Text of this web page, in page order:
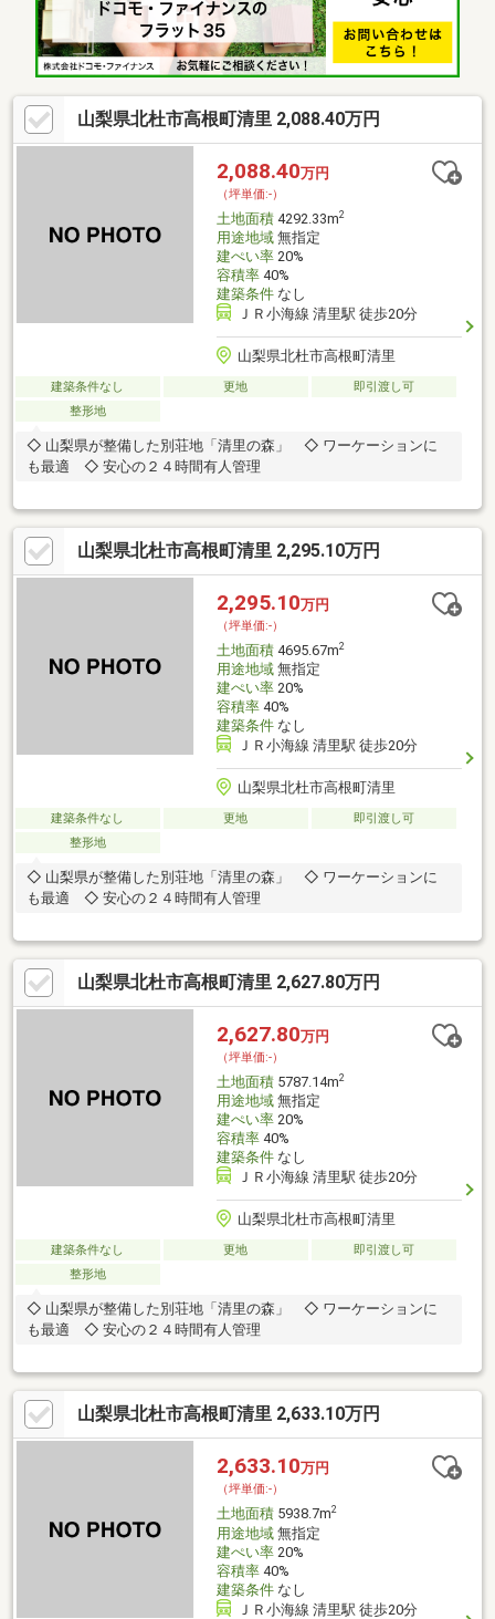
山梨県北杜市高根町清里 2,088.40万円
2,088.40万円
（坪単価:-）
土地面積4292.33m2
用途地域無指定
建ぺい率20%
容積率40%
建築条件なし
ＪＲ小海線 清里駅 徒歩20分
山梨県北杜市高根町清里
建築条件なし 更地
即引渡し可
整形地
◇ 山梨県が整備した別荘地「清里の森」 ◇ ワーケーションに
も最適 ◇ 安心の２４時間有人管理
山梨県北杜市高根町清里 2,295.10万円
2,295.10万円
（坪単価:-）
土地面積4695.67m2
用途地域無指定
建ぺい率20%
容積率40%
建築条件なし
ＪＲ小海線 清里駅 徒歩20分
山梨県北杜市高根町清里
建築条件なし 更地
即引渡し可
整形地
◇ 山梨県が整備した別荘地「清里の森」 ◇ ワーケーションに
も最適 ◇ 安心の２４時間有人管理
山梨県北杜市高根町清里 2,627.80万円
2,627.80万円
（坪単価:-）
土地面積5787.14m2
用途地域無指定
建ぺい率20%
容積率40%
建築条件なし
ＪＲ小海線 清里駅 徒歩20分
山梨県北杜市高根町清里
建築条件なし 更地
即引渡し可
整形地
◇ 山梨県が整備した別荘地「清里の森」 ◇ ワーケーションに
も最適 ◇ 安心の２４時間有人管理
山梨県北杜市高根町清里 2,633.10万円
2,633.10万円
（坪単価:-）
土地面積5938.7m2
用途地域無指定
建ぺい率20%
容積率40%
建築条件なし
ＪＲ小海線 清里駅 徒歩20分